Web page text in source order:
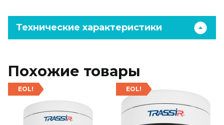
Технические характеристики
Похожие товары
EOL! EOL!